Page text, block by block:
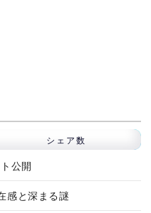
シェア数
公開
感と深まる謎